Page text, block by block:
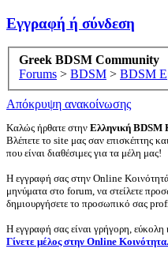
Εγγραφή ή σύνδεση
Greek BDSM Community
Forums > BDSM > BDSM
Απόκρυψη ανακοίνωσης
Καλώς ήρθατε στην Ελληνική BDSM
Βλέπετε το site μας σαν επισκέπτης
που είναι διαθέσιμες για τα μέλη μας!
Η εγγραφή σας στην Online Κοινότητά
μηνύματα στο forum, να στείλετε
δημιουργήσετε το προσωπικό σας
Η εγγραφή σας είναι γρήγορη, εύκολη
Γίνετε μέλος στην Online Κοινότητα.